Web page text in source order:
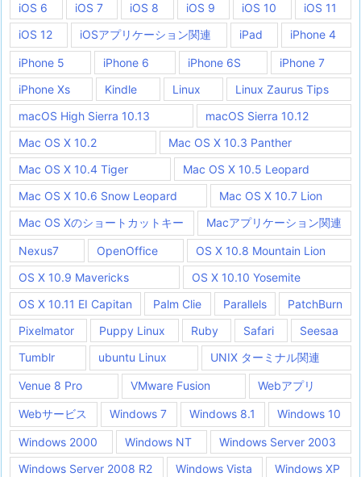
iOS 6
iOS 7 iOS 8 iOS 9 iOS 10
iOS 11
iOS 12
iOSアプリケーション関連 iPad iPhone 4
iPhone 5 iPhone 6 iPhone 6S
iPhone 7
iPhone Xs
Kindle Linux
Linux Zaurus Tips
macOS High Sierra 10.13
macOS Sierra 10.12
Mac OS X 10.2
Mac OS X 10.3 Panther
Mac OS X 10.4 Tiger
Mac OS X 10.5 Leopard
Mac OS X 10.6 Snow Leopard
Mac OS X 10.7 Lion
Mac OS Xのショートカットキー
Macアプリケーション関連
Nexus7 OpenOffice
OS X 10.8 Mountain Lion
OS X 10.9 Mavericks
OS X 10.10 Yosemite
OS X 10.11 EI Capitan
Palm Clie Parallels
PatchBurn
Pixelmator
Puppy Linux Ruby Safari
Seesaa
Tumblr
ubuntu Linux UNIX ターミナル関連
Venue 8 Pro VMware Fusion Webアプリ
Webサービス Windows 7 Windows 8.1 Windows 10
Windows 2000 Windows NT
Windows Server 2003
Windows Server 2008 R2
Windows Vista
Windows XP